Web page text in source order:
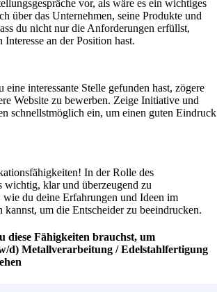
vor, als wäre es ein wichtiges
über das Unternehmen, seine Produkte und
du nicht nur die Anforderungen erfüllst,
an der Position hast.
interessante Stelle gefunden hast, zögere
Website zu bewerben. Zeige Initiative und
schnellstmöglich ein, um einen guten Eindruck
In der Rolle des
wichtig, klar und überzeugend zu
du deine Erfahrungen und Ideen im
kannst, um die Entscheider zu beeindrucken.
diese Fähigkeiten brauchst, um
d) Metallverarbeitung / Edelstahlfertigung